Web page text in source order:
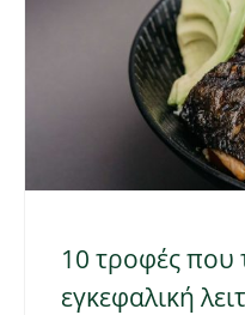
10 τροφές που
εγκεφαλική